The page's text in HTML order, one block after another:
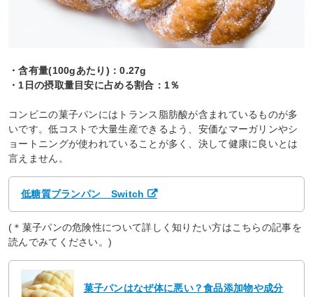
・含有量(100gあたり)：0.27g
・1日の摂取量目安に占める割合：1％
コンビニの菓子パンにはトランス脂肪酸が含まれているものが多
いです。低コストで大量生産できるよう、安価なマーガリンやシ
ョートニングが使われていることが多く、決して健康に良いとは
言えません。
低糖質ブランパン Switch
(＊菓子パンの危険性について詳しく知りたい方はこちらの記事を
読んでみてください。)
菓子パンはなぜ体に悪い？食品添加物や成分